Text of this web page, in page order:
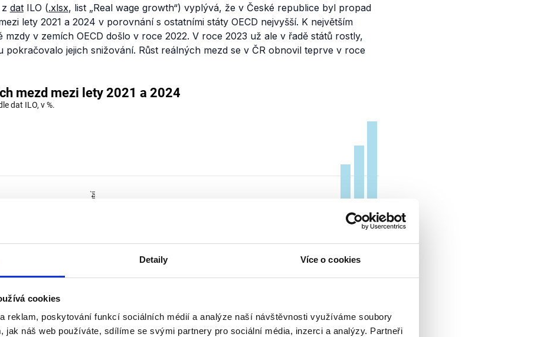
Detaily Více o cookies
cookies
reklam, poskytování funkcí sociálních médií a analýze naší návštěvnosti využíváme soubory
jak náš web používáte, sdílíme se svými partnery pro sociální média, inzerci a analýzy. Partneři
datILO (.xlsx, list „Real wage growth“) vyplývá, že v České republice byl propad
lety 2021 a 2024 v porovnání s ostatními státy OECD nejvyšší. K největším
mzdy v zemích OECD došlo v roce 2022. V roce 2023 už ale v řadě států rostly,
pokračovalo jejich snižování. Růst reálných mezd se v ČR obnovil teprve v roce